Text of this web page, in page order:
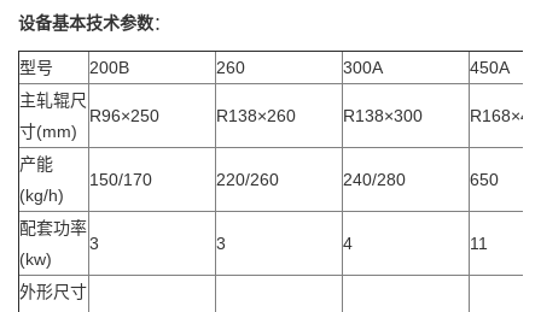
设备基本技术参数：
型号 200B 260 300A
450A
主轧辊尺
寸(mm)
R96×250 R138×260 R138×300
产能
(kg/h)
150/170 220/260 240/280 650
配套功率
(kw)
3 3 4 11
外形尺寸